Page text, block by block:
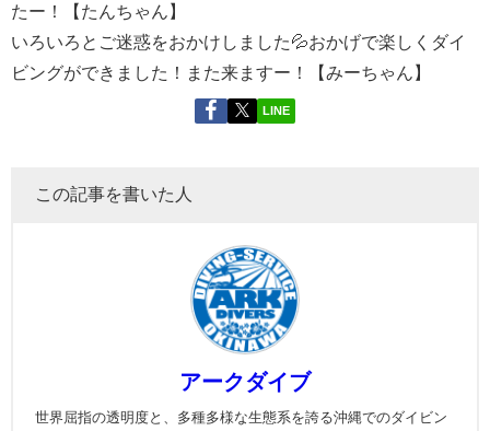
たー！【たんちゃん】
いろいろとご迷惑をおかけしました💦おかげで楽しくダイ
ビングができました！また来ますー！【みーちゃん】
LINE
この記事を書いた人
アークダイブ
世界屈指の透明度と、多種多様な生態系を誇る沖縄でのダイビン